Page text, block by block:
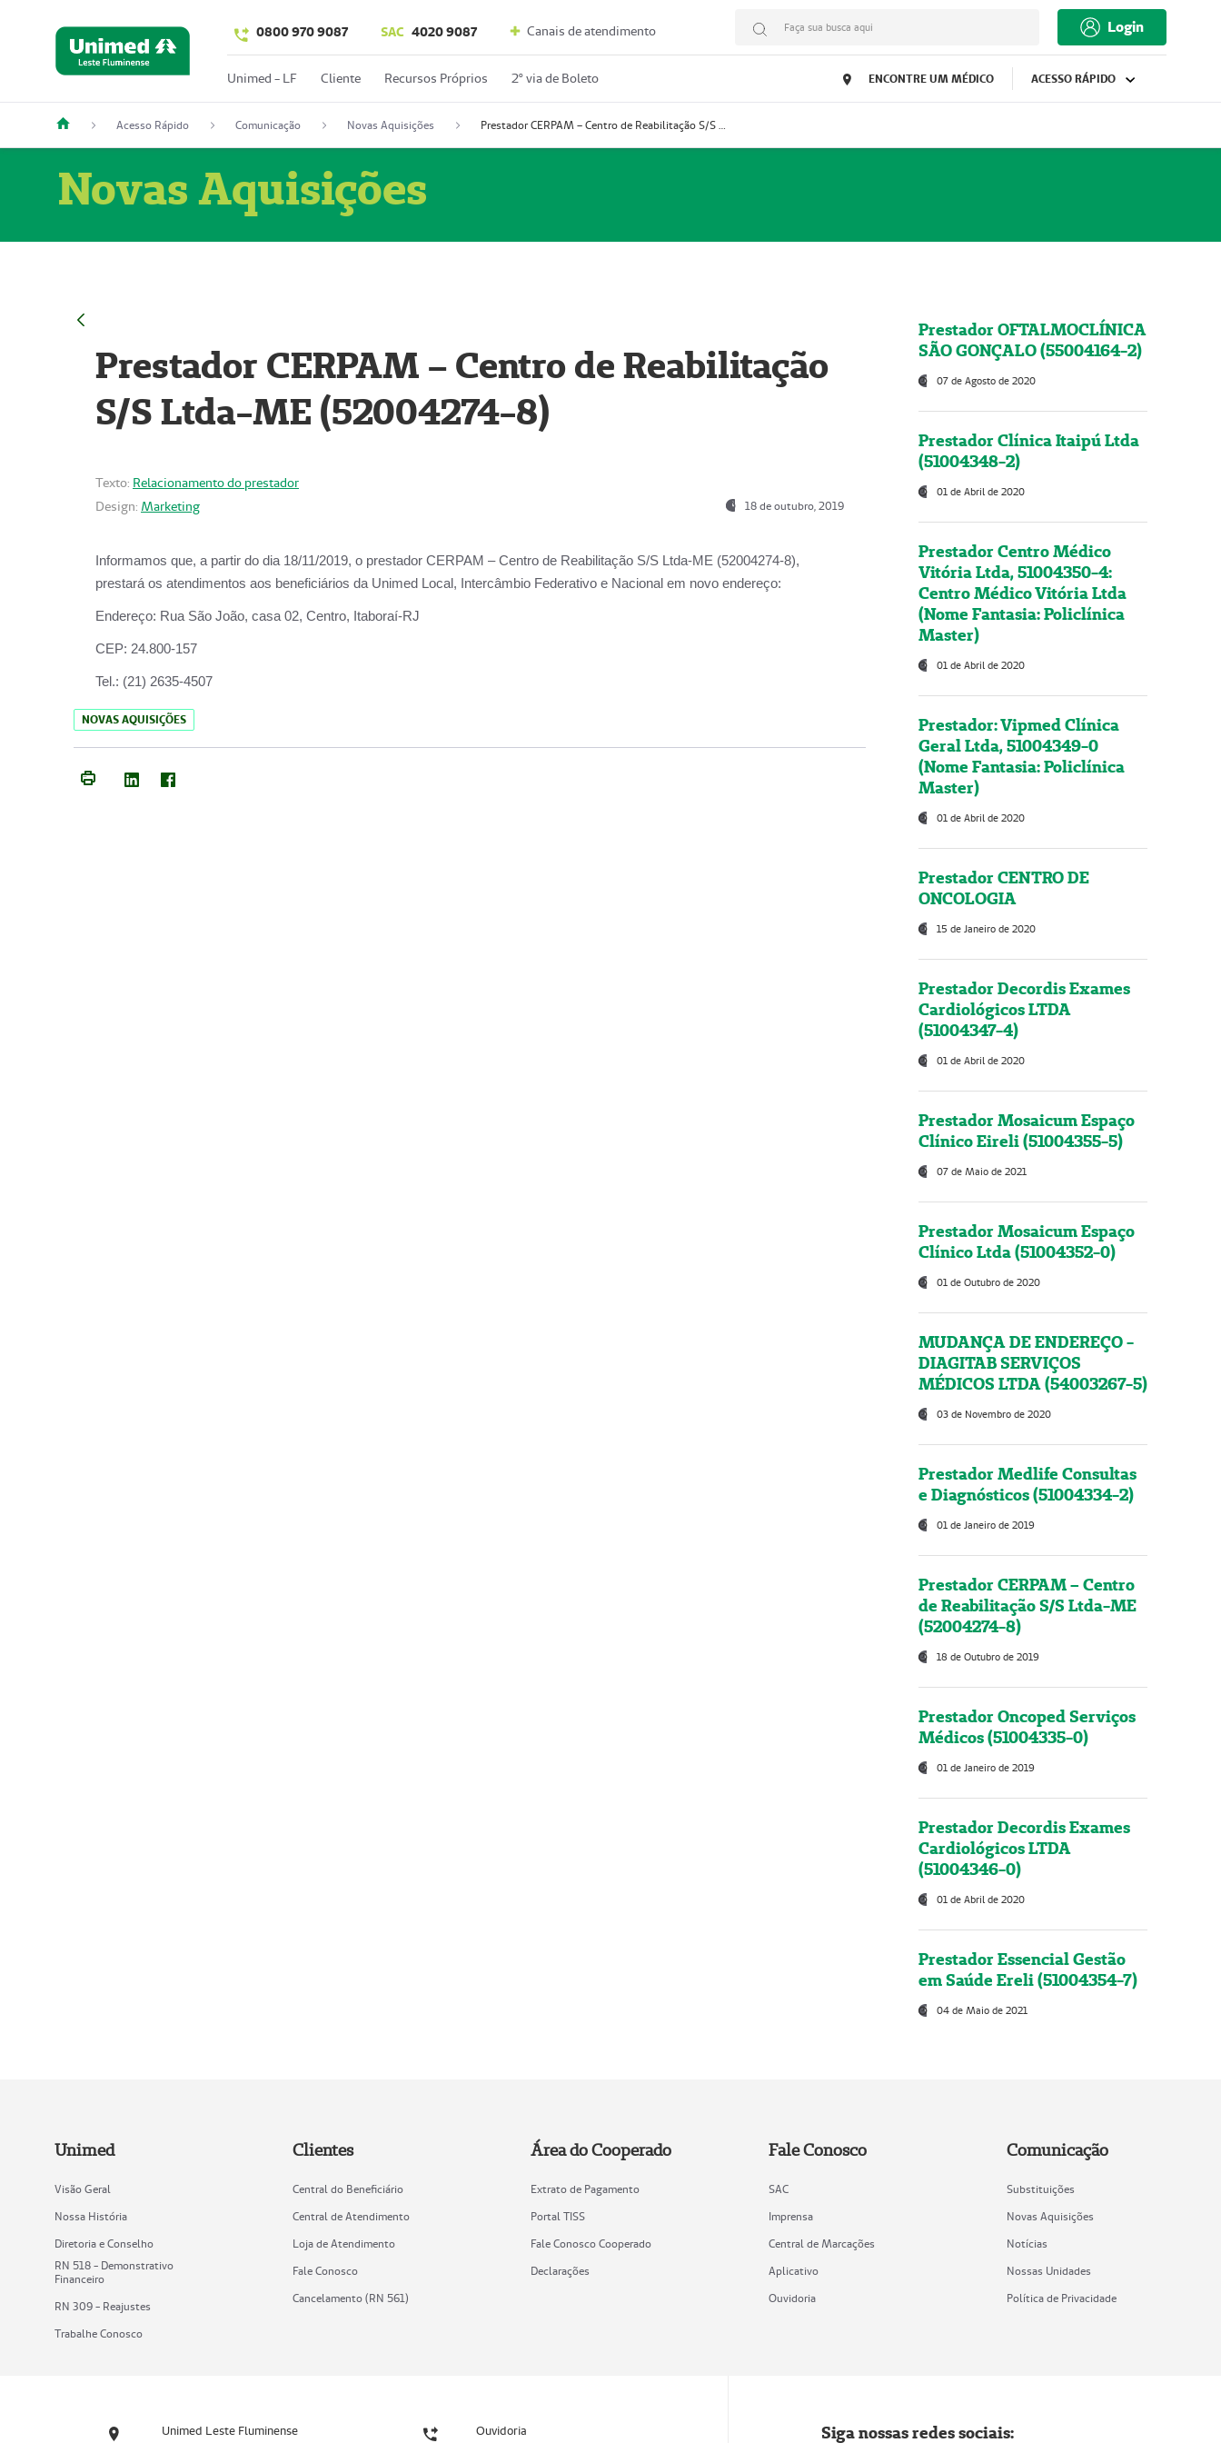
0800 970 9087 SAC 4020 9087 Canais de atendimento Faça sua busca aqui Login
Unimed - LF Cliente Recursos Próprios 2º via de Boleto ENCONTRE UM MÉDICO ACESSO RÁPIDO
Acesso Rápido Comunicação Novas Aquisições Prestador CERPAM – Centro de Reabilitação S/S Ltda-ME (52004274-8)
Novas Aquisições
Prestador CERPAM – Centro de Reabilitação
S/S Ltda-ME (52004274-8)
Texto: Relacionamento do prestador
Design: Marketing 18 de outubro, 2019
Informamos que, a partir do dia 18/11/2019, o prestador CERPAM – Centro de Reabilitação S/S Ltda-ME (52004274-8),
prestará os atendimentos aos beneficiários da Unimed Local, Intercâmbio Federativo e Nacional em novo endereço:
Endereço: Rua São João, casa 02, Centro, Itaboraí-RJ
CEP: 24.800-157
Tel.: (21) 2635-4507
NOVAS AQUISIÇÕES
Prestador OFTALMOCLÍNICA
SÃO GONÇALO (55004164-2)
07 de Agosto de 2020
Prestador Clínica Itaipú Ltda
(51004348-2)
01 de Abril de 2020
Prestador Centro Médico
Vitória Ltda, 51004350-4:
Centro Médico Vitória Ltda
(Nome Fantasia: Policlínica
Master)
01 de Abril de 2020
Prestador: Vipmed Clínica
Geral Ltda, 51004349-0
(Nome Fantasia: Policlínica
Master)
01 de Abril de 2020
Prestador CENTRO DE
ONCOLOGIA
15 de Janeiro de 2020
Prestador Decordis Exames
Cardiológicos LTDA
(51004347-4)
01 de Abril de 2020
Prestador Mosaicum Espaço
Clínico Eireli (51004355-5)
07 de Maio de 2021
Prestador Mosaicum Espaço
Clínico Ltda (51004352-0)
01 de Outubro de 2020
MUDANÇA DE ENDEREÇO -
DIAGITAB SERVIÇOS
MÉDICOS LTDA (54003267-5)
03 de Novembro de 2020
Prestador Medlife Consultas
e Diagnósticos (51004334-2)
01 de Janeiro de 2019
Prestador CERPAM – Centro
de Reabilitação S/S Ltda-ME
(52004274-8)
18 de Outubro de 2019
Prestador Oncoped Serviços
Médicos (51004335-0)
01 de Janeiro de 2019
Prestador Decordis Exames
Cardiológicos LTDA
(51004346-0)
01 de Abril de 2020
Prestador Essencial Gestão
em Saúde Ereli (51004354-7)
04 de Maio de 2021
Unimed
Visão Geral
Nossa História
Diretoria e Conselho
RN 518 - Demonstrativo
Financeiro
RN 309 - Reajustes
Trabalhe Conosco
Clientes
Central do Beneficiário
Central de Atendimento
Loja de Atendimento
Fale Conosco
Cancelamento (RN 561)
Área do Cooperado
Extrato de Pagamento
Portal TISS
Fale Conosco Cooperado
Declarações
Fale Conosco
SAC
Imprensa
Central de Marcações
Aplicativo
Ouvidoria
Comunicação
Substituições
Novas Aquisições
Notícias
Nossas Unidades
Política de Privacidade
Unimed Leste Fluminense Ouvidoria Siga nossas redes sociais: